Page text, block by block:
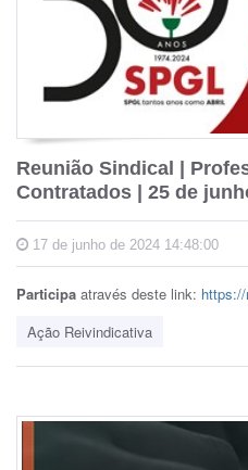
Reunião Sindical |
Contratados | 25 de
17 de junho de 2024 14:48:00
Participa através deste link:
Ação Reivindicativa